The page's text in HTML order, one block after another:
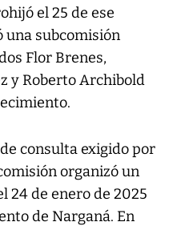
el 25 de ese
una subcomisión
Flor Brenes,
y Roberto Archibold
consulta exigido por
organizó un
24 de enero de 2025
de Narganá. En